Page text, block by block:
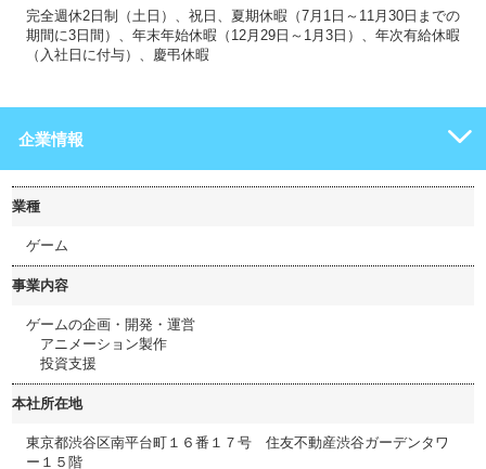
完全週休2日制（土日）、祝日、夏期休暇（7月1日～11月30日までの
期間に3日間）、年末年始休暇（12月29日～1月3日）、年次有給休暇
（入社日に付与）、慶弔休暇
企業情報
業種
ゲーム
事業内容
ゲームの企画・開発・運営
アニメーション製作
投資支援
本社所在地
東京都渋谷区南平台町１６番１７号 住友不動産渋谷ガーデンタワ
ー１５階